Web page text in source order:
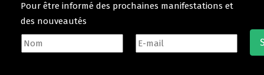
Pour être informé des prochaines manifestations et
des nouveautés